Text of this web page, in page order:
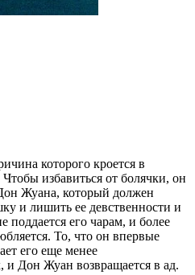
которого кроется в
избавиться от болячки, он
Жуана, который должен
и лишить ее девственности и
его чарам, и более
То, что он впервые
его еще менее
и Дон Жуан возвращается в ад.